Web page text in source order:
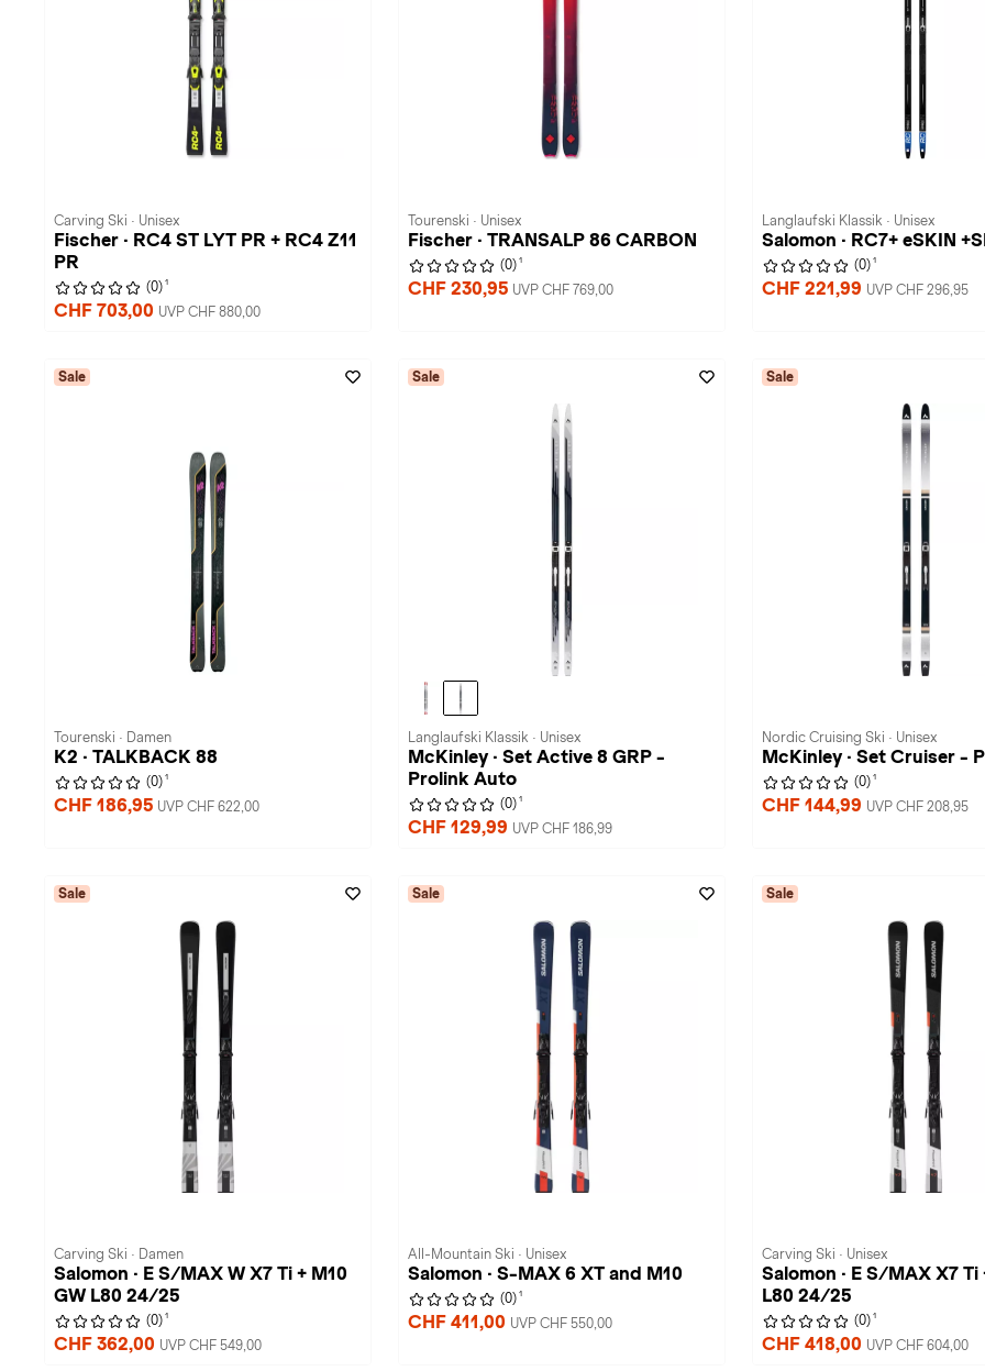
Carving Ski · Unisex
Fischer · RC4 ST LYT PR + RC4 Z11
PR
(0) 1
CHF 703,00 UVP CHF 880,00
Tourenski · Unisex
Fischer · TRANSALP 86 CARBON
(0) 1
CHF 230,95 UVP CHF 769,00
Langlaufski Klassik · Unisex
Salomon · RC7+ eSKIN
(0) 1
CHF 221,99 UVP CHF 296,95
Sale
Tourenski · Damen
K2 · TALKBACK 88
(0) 1
CHF 186,95 UVP CHF 622,00
Sale
Langlaufski Klassik · Unisex
McKinley · Set Active 8 GRP -
Prolink Auto
(0) 1
CHF 129,99 UVP CHF 186,99
Sale
Nordic Cruising Ski · Unisex
McKinley · Set Cruiser -
(0) 1
CHF 144,99 UVP CHF 208,95
Sale
Carving Ski · Damen
Salomon · E S/MAX W X7 Ti + M10
GW L80 24/25
(0) 1
CHF 362,00 UVP CHF 549,00
Sale
All-Mountain Ski · Unisex
Salomon · S-MAX 6 XT and M10
(0) 1
CHF 411,00 UVP CHF 550,00
Sale
Carving Ski · Unisex
Salomon · E S/MAX X7 Ti
L80 24/25
(0) 1
CHF 418,00 UVP CHF 604,00